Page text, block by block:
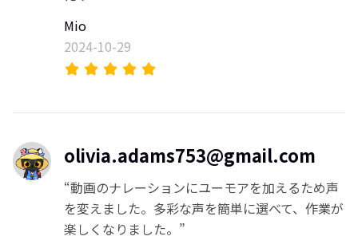
Mio
2024-10-29
olivia.adams753@gmail.com
“動画のナレーションにユーモアを加えるため声
を変えました。多彩な声を簡単に選べて、作業が
楽しくなりました。”